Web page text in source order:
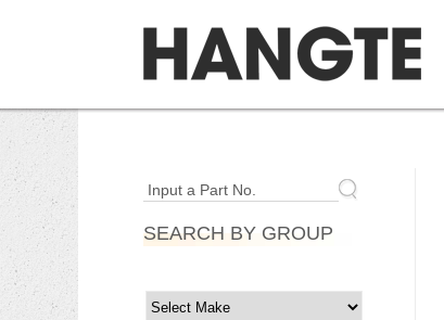
Input a Part No.
SEARCH BY GROUP